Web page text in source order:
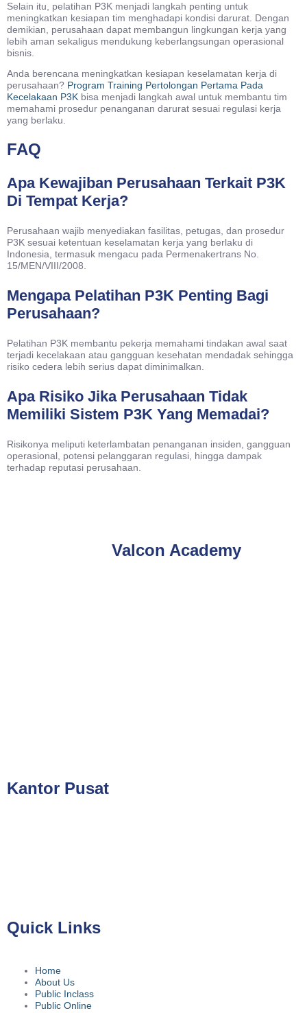
Selain itu, pelatihan P3K menjadi langkah penting untuk
meningkatkan kesiapan tim menghadapi kondisi darurat. Dengan
demikian, perusahaan dapat membangun lingkungan kerja yang
lebih aman sekaligus mendukung keberlangsungan operasional
bisnis.
Anda berencana meningkatkan kesiapan keselamatan kerja di
perusahaan? Program Training Pertolongan Pertama Pada
Kecelakaan P3K bisa menjadi langkah awal untuk membantu tim
memahami prosedur penanganan darurat sesuai regulasi kerja
yang berlaku.
FAQ
Apa Kewajiban Perusahaan Terkait P3K
Di Tempat Kerja?
Perusahaan wajib menyediakan fasilitas, petugas, dan prosedur
P3K sesuai ketentuan keselamatan kerja yang berlaku di
Indonesia, termasuk mengacu pada Permenakertrans No.
15/MEN/VIII/2008.
Mengapa Pelatihan P3K Penting Bagi
Perusahaan?
Pelatihan P3K membantu pekerja memahami tindakan awal saat
terjadi kecelakaan atau gangguan kesehatan mendadak sehingga
risiko cedera lebih serius dapat diminimalkan.
Apa Risiko Jika Perusahaan Tidak
Memiliki Sistem P3K Yang Memadai?
Risikonya meliputi keterlambatan penanganan insiden, gangguan
operasional, potensi pelanggaran regulasi, hingga dampak
terhadap reputasi perusahaan.
Valcon Academy
Kantor Pusat
Quick Links
Home
About Us
Public Inclass
Public Online